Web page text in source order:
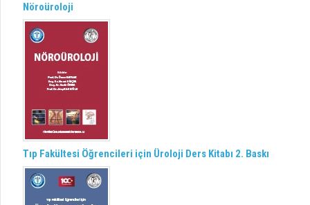
Nöroüroloji
Tıp Fakültesi Öğrencileri için Üroloji Ders Kitabı 2. Baskı